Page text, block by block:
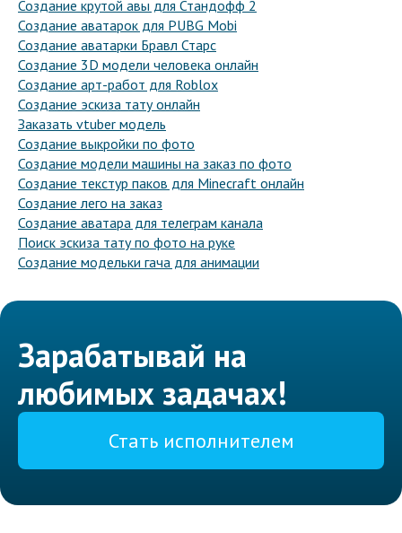
Создание крутой авы для Стандофф 2
Создание аватарок для PUBG Mobi
Создание аватарки Бравл Старс
Создание 3D модели человека онлайн
Создание арт-работ для Roblox
Создание эскиза тату онлайн
Заказать vtuber модель
Создание выкройки по фото
Создание модели машины на заказ по фото
Создание текстур паков для Minecraft онлайн
Создание лего на заказ
Создание аватара для телеграм канала
Поиск эскиза тату по фото на руке
Создание модельки гача для анимации
Зарабатывай на
любимых задачах!
Стать исполнителем